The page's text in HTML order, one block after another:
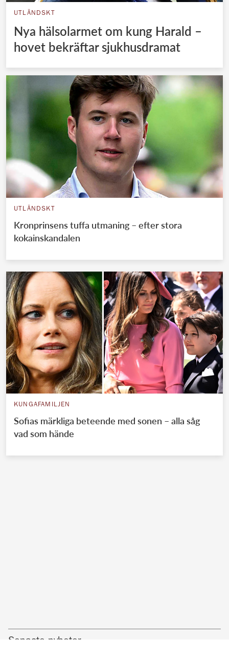
UTLÄNDSKT
Nya hälsolarmet om kung Harald –
hovet bekräftar sjukhusdramat
UTLÄNDSKT
Kronprinsens tuffa utmaning – efter stora
kokainskandalen
KUNGAFAMILJEN
Sofias märkliga beteende med sonen – alla såg
vad som hände
Senaste nyheter